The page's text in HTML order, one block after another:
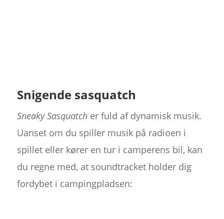
Snigende sasquatch
Sneaky Sasquatcher fuld af dynamisk musik.
Uanset om du spiller musik på radioen i
spillet eller kører en tur i camperens bil, kan
du regne med, at soundtracket holder dig
fordybet i campingpladsen: